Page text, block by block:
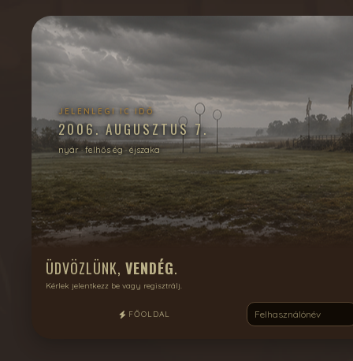
JELENLEGI IC IDŐ
2006. AUGUSZTUS 7.
nyár · felhős ég · éjszaka
ÜDVÖZLÜNK, VENDÉG.
Kérlek jelentkezz be vagy regisztrálj.
FŐOLDAL